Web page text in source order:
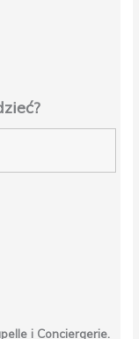
i Conciergerie.